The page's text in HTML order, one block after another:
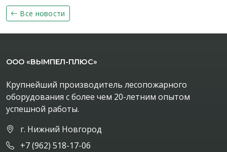
Все новости
ООО «ВЫМПЕЛ-ПЛЮС»
Крупнейший производитель лесопожарного
оборудования с более чем 20-летним опытом
успешной работы.
г. Нижний Новгород
+7 (962) 518-17-06